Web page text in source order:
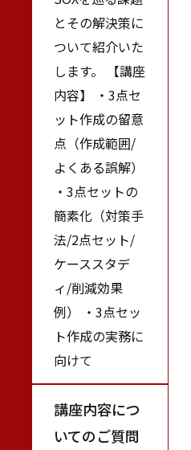
とその解決策に
ついて紹介いた
します。 【講座
内容】 ・3点セ
ット作成の留意
点（作成範囲/
よくある誤解）
・3点セットの
簡素化（対策手
法/2点セット/
ケーススタデ
ィ/削減効果
例） ・3点セッ
ト作成の実務に
向けて
講座内容につ
いてのご質問